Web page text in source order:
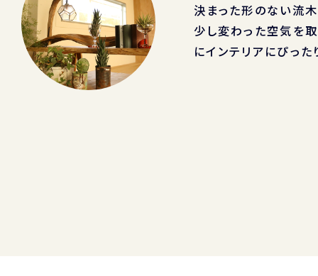
決まった形のない流
少し変わった空気を
にインテリアにぴった